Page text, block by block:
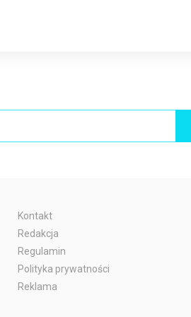
Kontakt
Redakcja
Regulamin
Polityka prywatności
Reklama